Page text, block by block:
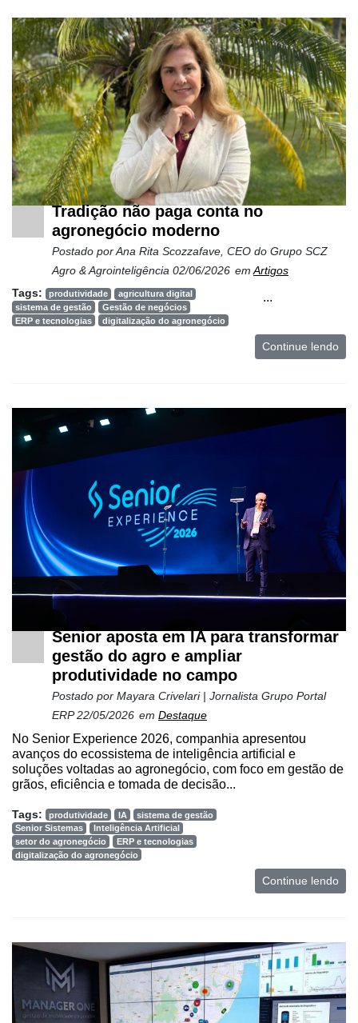
Análise
E-
Commerce
Informatização
da
Agricultura
Vertical
Software
Empresarial
Tecnologia
Recursos
Membros
Néctar
Agro
Lean
Way
Consulting
Manager
CHB
Tradição não paga conta no
agronegócio moderno
Postado porAna Rita Scozzafave, CEO do Grupo SCZ
Agro & Agrointeligência 02/06/2026 emArtigos
...
Tags: produtividade
agricultura digital
sistema de gestão
Gestão de negócios
ERP e tecnologias
digitalização do agronegócio
Continue lendo
Senior aposta em IA para transformar
gestão do agro e ampliar
produtividade no campo
Postado por Mayara Crivelari | Jornalista Grupo Portal
ERP22/05/2026 em Destaque
No Senior Experience 2026, companhia apresentou
avanços do ecossistema de inteligência artificial e
soluções voltadas ao agronegócio, com foco em gestão de
grãos, eficiência e tomada de decisão...
Tags: produtividade IA
sistema de gestão
Senior Sistemas
Inteligência Artificial
setor do agronegócio
ERP e tecnologias
digitalização do agronegócio
Continue lendo